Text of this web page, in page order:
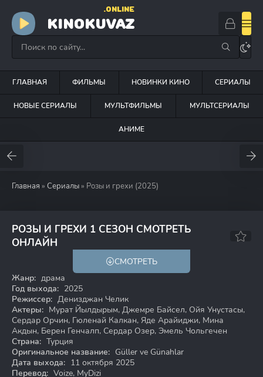
KINOKUVAZ
.ONLINE
ГЛАВНАЯ ФИЛЬМЫ НОВИНКИ КИНО СЕРИАЛЫ
НОВЫЕ СЕРИАЛЫ МУЛЬТФИЛЬМЫ МУЛЬТСЕРИАЛЫ
АНИМЕ
Главная » Сериалы » Розы и грехи (2025)
РОЗЫ И ГРЕХИ 1 СЕЗОН СМОТРЕТЬ
ОНЛАЙН
СМОТРЕТЬ
Жанр: драма
Год выхода: 2025
Режиссер: Денизджан Челик
Актеры: Мурат Йылдырым, Джемре Байсел, Ойя Унустасы,
Сердар Орчин, Гюленай Калкан, Яде Арайиджи, Мина
Акдын, Берен Генчалп, Сердар Озер, Эмель Чольгечен
Страна: Турция
Оригинальное название: Güller ve Günahlar
Дата выхода: 11 октября 2025
Перевод: Voize, MyDizi